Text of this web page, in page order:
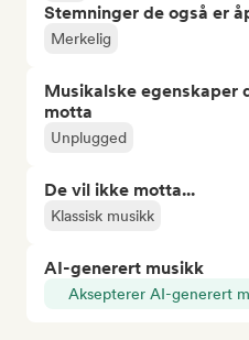
Stemninger de også er
Merkelig
Musikalske egenskaper
motta
Unplugged
De vil ikke motta...
Klassisk musikk
AI-generert musikk
Aksepterer AI-generert